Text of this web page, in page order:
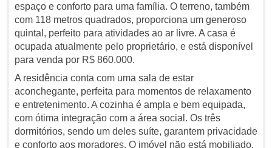
espaço e conforto para uma família. O terreno, também
com 118 metros quadrados, proporciona um generoso
quintal, perfeito para atividades ao ar livre. A casa é
ocupada atualmente pelo proprietário, e está disponível
para venda por R$ 860.000.
A residência conta com uma sala de estar
aconchegante, perfeita para momentos de relaxamento
e entretenimento. A cozinha é ampla e bem equipada,
com ótima integração com a área social. Os três
dormitórios, sendo um deles suíte, garantem privacidade
e conforto aos moradores. O imóvel não está mobiliado,